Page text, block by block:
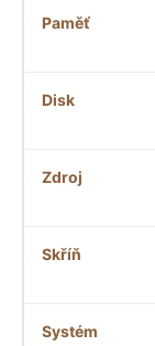
Paměť
Disk
Zdroj
Skříň
Systém